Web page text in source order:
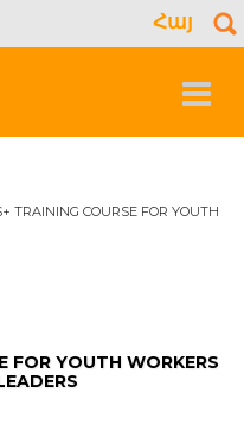
Հայ
Toggle
TRAINING COURSE FOR YOUTH
FOR YOUTH WORKERS